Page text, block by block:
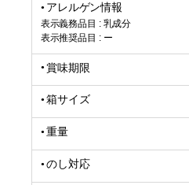
アレルゲン情報
表示義務品目 : 乳成分
表示推奨品目 : ー
賞味期限
箱サイズ
重量
のし対応